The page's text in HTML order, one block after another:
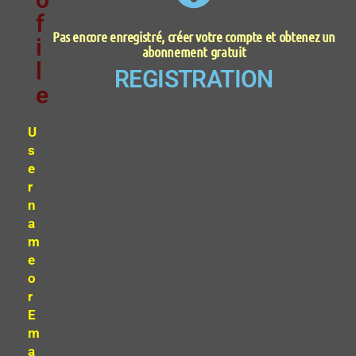
f
i
e
U
s
e
r
n
a
m
e
o
r
E
m
a
Pas encore enregistré, créer votre compte et obtenez un
abonnement gratuit
REGISTRATION